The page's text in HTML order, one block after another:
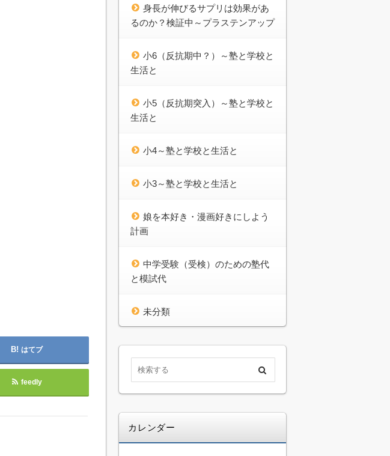
はてブ
feedly
身長が伸びるサプリは効果があ
るのか？検証中～プラステンアップ
小6（反抗期中？）～塾と学校と
生活と
小5（反抗期突入）～塾と学校と
生活と
小4～塾と学校と生活と
小3～塾と学校と生活と
娘を本好き・漫画好きにしよう
計画
中学受験（受検）のための塾代
と模試代
未分類
カレンダー